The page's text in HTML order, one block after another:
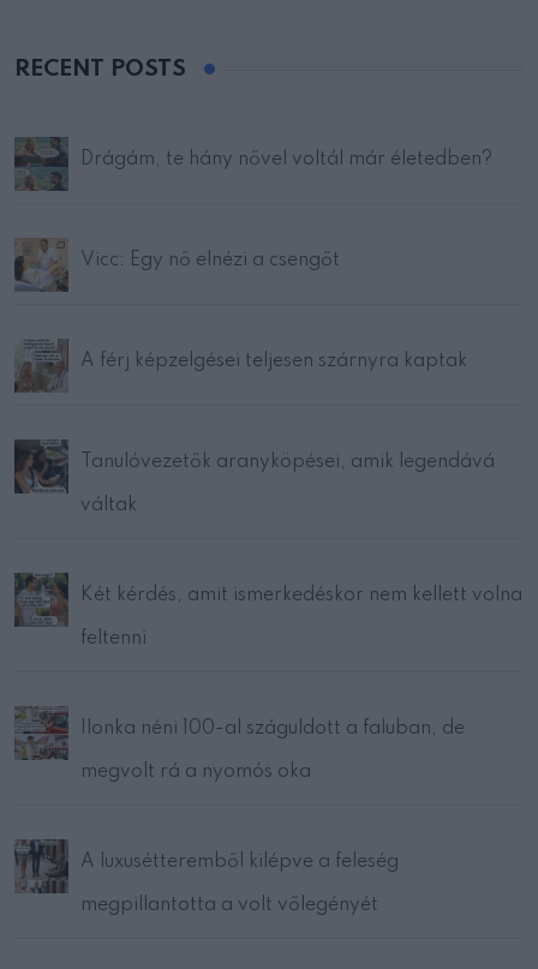
RECENT POSTS
Drágám, te hány nővel voltál már életedben?
Vicc: Egy nő elnézi a csengőt
A férj képzelgései teljesen szárnyra kaptak
Tanulóvezetők aranyköpései, amik legendává
váltak
Két kérdés, amit ismerkedéskor nem kellett volna
feltenni
Ilonka néni 100-al száguldott a faluban, de
megvolt rá a nyomós oka
A luxusétteremből kilépve a feleség
megpillantotta a volt vőlegényét